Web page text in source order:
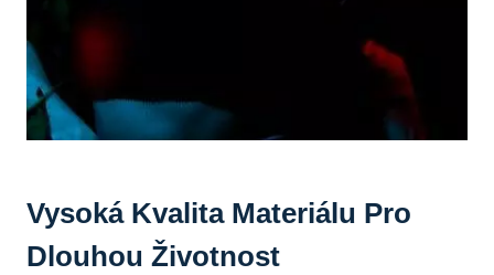
Vysoká Kvalita Materiálu Pro
⁣dlouhou Životnost